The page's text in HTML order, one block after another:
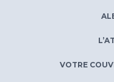
VOTRE